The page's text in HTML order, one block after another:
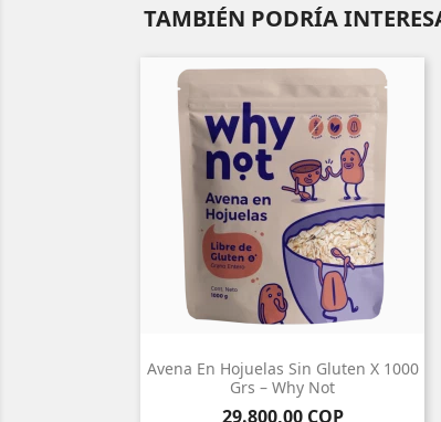
TAMBIÉN PODRÍA
Avena En Hojuelas Sin Gluten X 1000
Grs – Why Not
Precio
29.800,00 COP